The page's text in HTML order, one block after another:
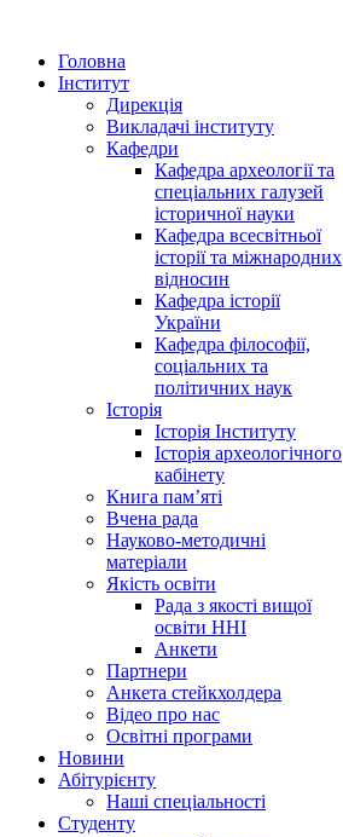
Головна
Інститут
Дирекція
Викладачі інституту
Кафедри
Кафедра археології та
спеціальних галузей
історичної науки
Кафедра всесвітньої
історії та міжнародних
відносин
Кафедра історії
України
Кафедра філософії,
соціальних та
політичних наук
Історія
Історія Інституту
Історія археологічного
кабінету
Книга памʼяті
Вчена рада
Науково-методичні
матеріали
Якість освіти
Рада з якості вищої
освіти ННІ
Анкети
Партнери
Анкета стейкхолдера
Відео про нас
Освітні програми
Hовини
Абітурієнту
Наші спеціальності
Студенту